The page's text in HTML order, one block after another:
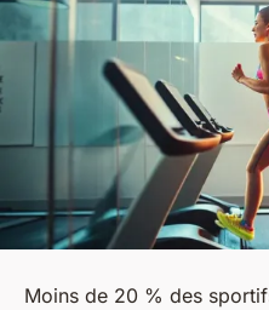
Moins de 20 % des